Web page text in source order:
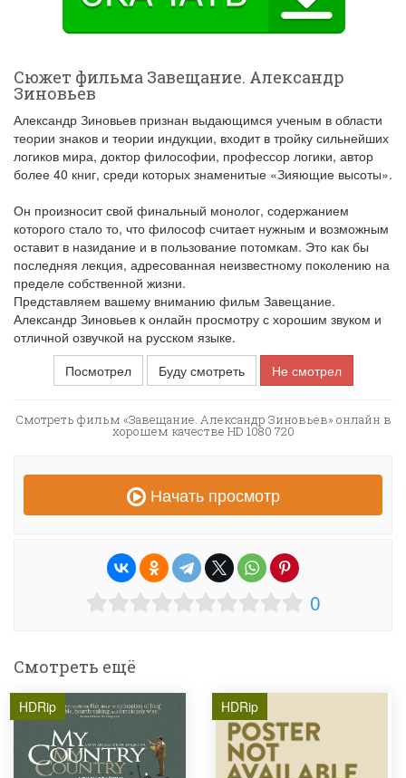
Сюжет фильма Завещание. Александр
Зиновьев
Александр Зиновьев признан выдающимся ученым в области
теории знаков и теории индукции, входит в тройку сильнейших
логиков мира, доктор философии, профессор логики, автор
более 40 книг, среди которых знаменитые «Зияющие высоты».
Он произносит свой финальный монолог, содержанием
которого стало то, что философ считает нужным и возможным
оставит в назидание и в пользование потомкам. Это как бы
последняя лекция, адресованная неизвестному поколению на
пределе собственной жизни.
Представляем вашему вниманию фильм Завещание.
Александр Зиновьев к онлайн просмотру с хорошим звуком и
отличной озвучкой на русском языке.
Посмотрел
Буду смотреть Не смотрел
Смотреть фильм «Завещание. Александр Зиновьев» онлайн в
хорошем качестве HD 1080 720
Начать просмотр
0
Смотреть ещё
HDRip HDRip